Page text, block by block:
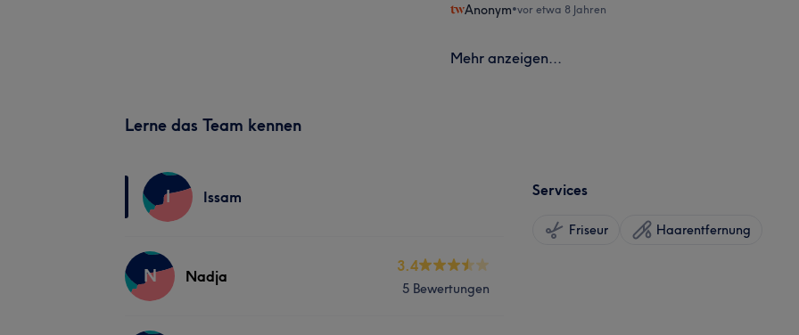
Anonym•vor etwa 8 Jahren
Mehr anzeigen...
Lerne das Team kennen
I Issam
N Nadja
3.4
5 Bewertungen
Services
Friseur Haarentfernung